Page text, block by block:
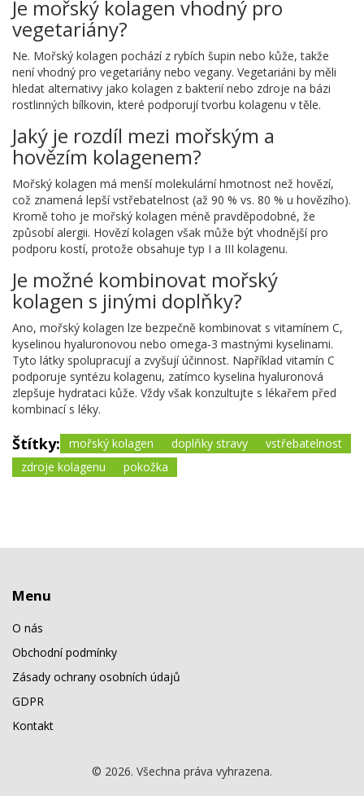
Je mořský kolagen vhodný pro
vegetariány?
Ne. Mořský kolagen pochází z rybích šupin nebo kůže, takže
není vhodný pro vegetariány nebo vegany. Vegetariáni by měli
hledat alternativy jako kolagen z bakterií nebo zdroje na bázi
rostlinných bílkovin, které podporují tvorbu kolagenu v těle.
Jaký je rozdíl mezi mořským a
hovězím kolagenem?
Mořský kolagen má menší molekulární hmotnost než hovězí,
což znamená lepší vstřebatelnost (až 90 % vs. 80 % u hovězího).
Kromě toho je mořský kolagen méně pravděpodobné, že
způsobí alergii. Hovězí kolagen však může být vhodnější pro
podporu kostí, protože obsahuje typ I a III kolagenu.
Je možné kombinovat mořský
kolagen s jinými doplňky?
Ano, mořský kolagen lze bezpečně kombinovat s vitamínem C,
kyselinou hyaluronovou nebo omega-3 mastnými kyselinami.
Tyto látky spolupracují a zvyšují účinnost. Například vitamín C
podporuje syntézu kolagenu, zatímco kyselina hyaluronová
zlepšuje hydrataci kůže. Vždy však konzultujte s lékařem před
kombinací s léky.
Štítky: mořský kolagen doplňky stravy
vstřebatelnost
zdroje kolagenu
pokožka
Menu
O nás
Obchodní podmínky
Zásady ochrany osobních údajů
GDPR
Kontakt
© 2026. Všechna práva vyhrazena.